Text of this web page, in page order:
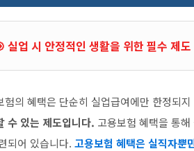
실업 시 안정적인 생활을 위한 필수 제도
험의 혜택은 단순히 실업급여에만 한정되
수 있는 제도입니다. 고용보험 혜택을 통
되어 있습니다. 고용보험 혜택은 실직자뿐